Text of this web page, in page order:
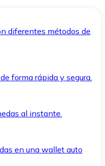
diferentes métodos de
forma rápida y segura.
al instante.
en una wallet auto